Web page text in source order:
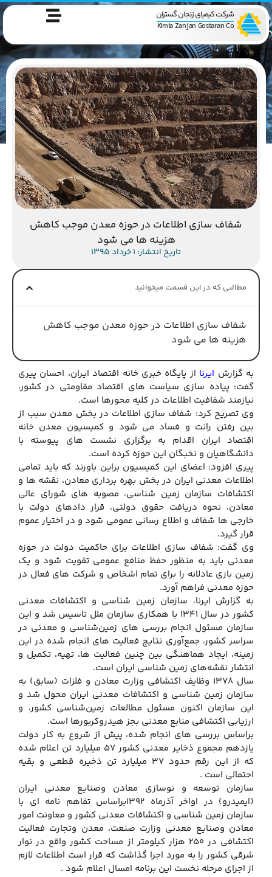
شرکت کیمیای زنجان گستران
Kimia Zanjan Gostaran Co
شفاف سازی اطلاعات در حوزه معدن موجب کاهش
هزینه ها می شود
تاریخ انتشار: 1 خرداد 1395
مطالبی که در این قسمت میخوانید
شفاف سازی اطلاعات در حوزه معدن موجب کاهش
هزینه ها می شود
به گزارش ایرنا از پایگاه خبری خانه اقتصاد ایران، احسان پیری
گفت: پیاده سازی سیاست های اقتصاد مقاومتی در کشور،
نیازمند شفافیت اطلاعات در کلیه محورها است.
وی تصریح کرد: شفاف سازی اطلاعات در بخش معدن سبب از
بین رفتن رانت و فساد می شود و کمیسیون معدن خانه
اقتصاد ایران اقدام به برگزاری نشست های پیوسته با
دانشگاهیان و نخبگان این حوزه کرده است.
پیری افزود: اعضای این کمیسیون براین باورند که باید تمامی
اطلاعات معدنی ایران در بخش بهره برداری معادن، نقشه ها و
اکتشافات سازمان زمین شناسی، مصوبه های شورای عالی
معادن، نحوه دریافت حقوق دولتی، قرار دادهای دولت با
خارجی ها شفاف و اطلاع رسانی عمومی شود و در اختیار عموم
قرار گیرد.
وی گفت: شفاف سازی اطلاعات برای حاکمیت دولت در حوزه
معدنی باید به منظور حفظ منافع عمومی تقویت شود و یک
زمین بازی عادلانه را برای تمام اشخاص و شرکت های فعال در
حوزه معدنی فراهم آورد.
به گزارش ایرنا، سازمان زمین ‌شناسی و اکتشافات معدنی
کشور در سال 1341 با همکاری سازمان ملل تاسیس شد و این
سازمان مسئول انجام بررسی های زمین‌شناسی و معدنی در
سراسر کشور، جمع‌آوری نتایج فعالیت های انجام شده در این
زمینه، ایجاد هماهنگی بین چنین فعالیت ها، تهیه، تکمیل و
انتشار نقشه‌های زمین شناسی ایران است.
سال 1378 وظایف اکتشافی وزارت معادن و فلزات (سابق) به
سازمان زمین شناسی و اکتشافات معدنی ایران محول شد و
این سازمان اکنون مسئول مطالعات زمین‌شناسی کشور، و
ارزیابی اکتشافی منابع معدنی بجز هیدروکربورها است.
براساس بررسی های انجام شده، پیش از شروع به کار دولت
یازدهم مجموع ذخایر معدنی کشور 57 میلیارد تن اعلام شده
که از این رقم حدود 37 میلیارد تن ذخیره قطعی و بقیه
احتمالی است .
سازمان توسعه و نوسازی معادن وصنایع معدنی ایران
(ایمیدرو) در اواخر آذرماه 1392براساس تفاهم نامه ای با
سازمان زمین شناسی و اکتشافات معدنی کشور و معاونت امور
معادن وصنایع معدنی وزارت صنعت، معدن وتجارت فعالیت
اکتشافی در 250 هزار کیلومتر از مساحت کشور واقع در نوار
شرقی کشور را به مورد اجرا گذاشت که قرار است اطلاعات لازم
از اجرای مرحله نخست این برنامه امسال اعلام شود .